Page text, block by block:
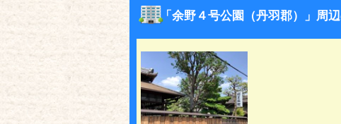
「余野４号公園（丹羽郡）」周